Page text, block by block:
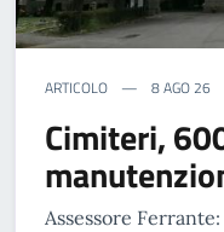
ARTICOLO 8 AGO 26
Cimiteri,
Assessore